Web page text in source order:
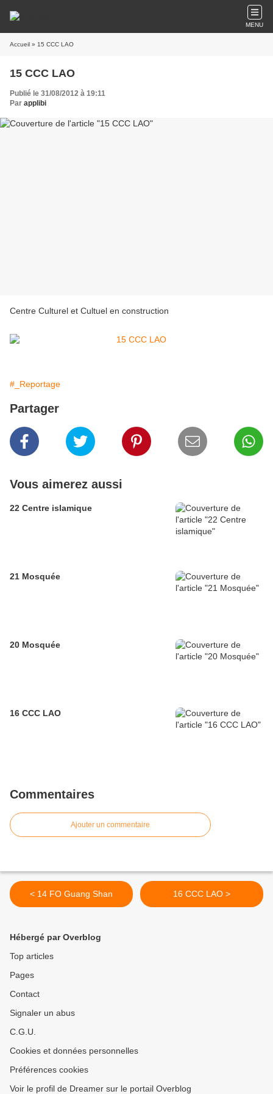
MENU
Accueil » 15 CCC LAO
15 CCC LAO
Publié le 31/08/2012 à 19:11
Par applibi
Centre Culturel et Cultuel en construction
#_Reportage
Partager
Vous aimerez aussi
22 Centre islamique
21 Mosquée
20 Mosquée
16 CCC LAO
Commentaires
Ajouter un commentaire
< 14 FO Guang Shan 16 CCC LAO >
Hébergé par Overblog
Top articles
Pages
Contact
Signaler un abus
C.G.U.
Cookies et données personnelles
Préférences cookies
Voir le profil de Dreamer sur le portail Overblog